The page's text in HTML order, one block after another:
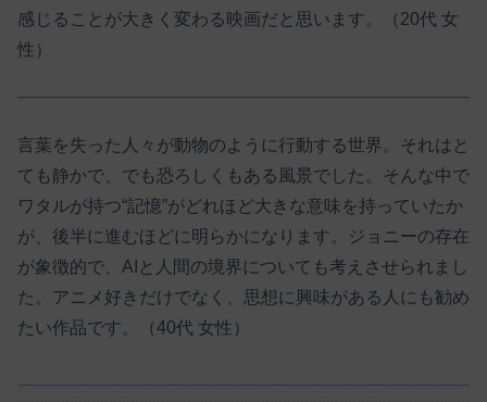
感じることが大きく変わる映画だと思います。（20代 女
性）
言葉を失った人々が動物のように行動する世界。それはと
ても静かで、でも恐ろしくもある風景でした。そんな中で
ワタルが持つ“記憶”がどれほど大きな意味を持っていたか
が、後半に進むほどに明らかになります。ジョニーの存在
が象徴的で、AIと人間の境界についても考えさせられまし
た。アニメ好きだけでなく、思想に興味がある人にも勧め
たい作品です。（40代 女性）